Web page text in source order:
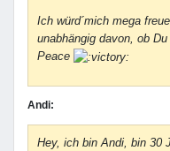
Ich würd´mich mega
unabhängig davon, ob
Peace
Andi:
Hey, ich bin Andi, bin 30